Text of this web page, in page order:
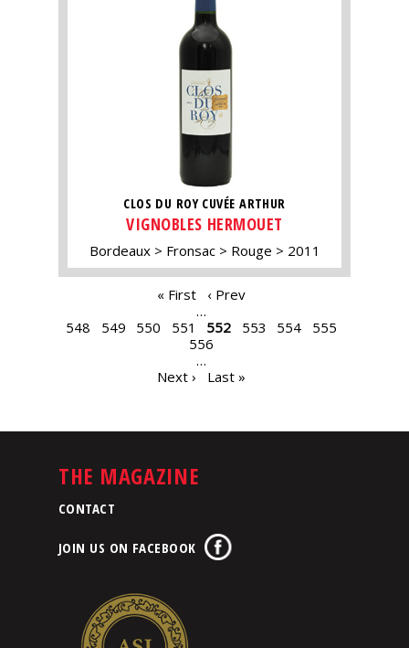
CLOS DU ROY CUVÉE ARTHUR
VIGNOBLES HERMOUET
Bordeaux Fronsac Rouge 2011
« First
‹ Prev
…
548
549 550 551 552 553 554
555
556
…
Next ›
Last »
THE MAGAZINE
CONTACT
JOIN US ON FACEBOOK